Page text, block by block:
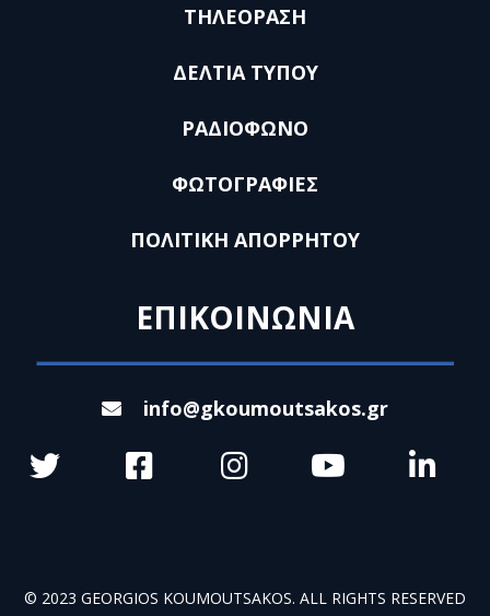
ΤΗΛΕΟΡΑΣΗ
ΔΕΛΤΙΑ ΤΥΠΟΥ
ΡΑΔΙΟΦΩΝΟ
ΦΩΤΟΓΡΑΦΙΕΣ
ΠΟΛΙΤΙΚΗ ΑΠΟΡΡΗΤΟΥ
ΕΠΙΚΟΙΝΩΝΙΑ
info@gkoumoutsakos.gr
© 2023 GEORGIOS KOUMOUTSAKOS. ALL RIGHTS RESERVED